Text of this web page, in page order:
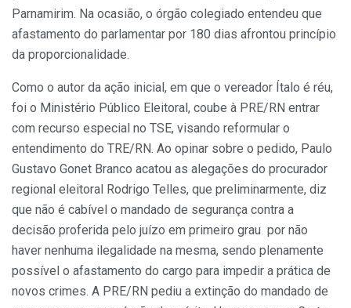
Parnamirim. Na ocasião, o órgão colegiado entendeu que
afastamento do parlamentar por 180 dias afrontou princípio
da proporcionalidade.
Como o autor da ação inicial, em que o vereador Ítalo é réu,
foi o Ministério Público Eleitoral, coube à PRE/RN entrar
com recurso especial no TSE, visando reformular o
entendimento do TRE/RN. Ao opinar sobre o pedido, Paulo
Gustavo Gonet Branco acatou as alegações do procurador
regional eleitoral Rodrigo Telles, que preliminarmente, diz
que não é cabível o mandado de segurança contra a
decisão proferida pelo juízo em primeiro grau por não
haver nenhuma ilegalidade na mesma, sendo plenamente
possível o afastamento do cargo para impedir a prática de
novos crimes. A PRE/RN pediu a extinção do mandado de